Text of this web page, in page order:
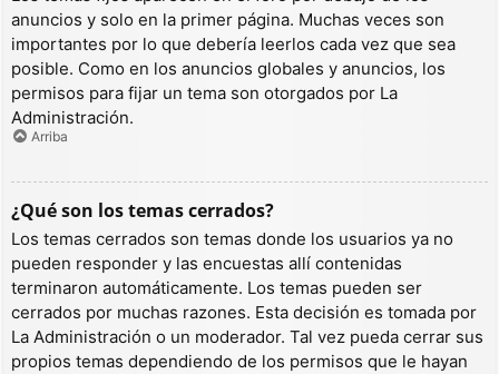
anuncios y solo en la primer página. Muchas veces son
importantes por lo que debería leerlos cada vez que sea
posible. Como en los anuncios globales y anuncios, los
permisos para fijar un tema son otorgados por La
Administración.
Arriba
¿Qué son los temas cerrados?
Los temas cerrados son temas donde los usuarios ya no
pueden responder y las encuestas allí contenidas
terminaron automáticamente. Los temas pueden ser
cerrados por muchas razones. Esta decisión es tomada por
La Administración o un moderador. Tal vez pueda cerrar sus
propios temas dependiendo de los permisos que le hayan